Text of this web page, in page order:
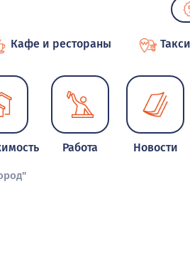
Кафе и рестораны Такси
Работа Новости